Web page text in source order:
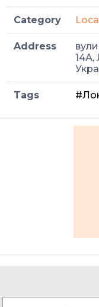
Category
Address
14А,
Tags